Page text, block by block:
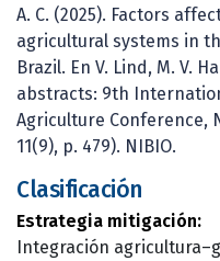
A. C. (2025). Factors
agricultural systems in
Brazil. En V. Lind, M. V.
abstracts: 9th
Agriculture Conference,
11(9), p. 479). NIBIO.
Clasificación
Estrategia mitigación:
Integración